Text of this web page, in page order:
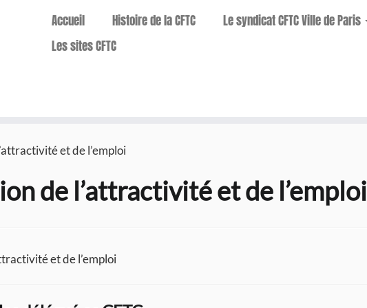
Accueil Histoire de la CFTC Le syndicat CFTC Ville de Paris
Les sites CFTC
et de l’emploi
de l’attractivité et de l’emploi
et de l’emploi